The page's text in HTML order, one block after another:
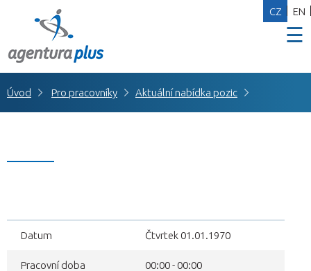
☰
CZ EN
Úvod Pro pracovníky Aktuální nabídka pozic
Datum Čtvrtek 01.01.1970
Pracovní doba 00:00 - 00:00